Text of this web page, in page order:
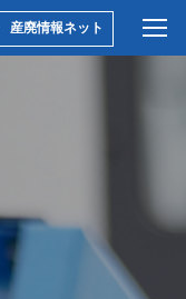
産廃情報ネット